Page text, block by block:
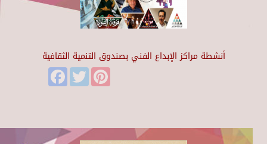
أنشطة مراكز الإبداع الفني بصندوق التنمية الثقافية
FacebookTwitter